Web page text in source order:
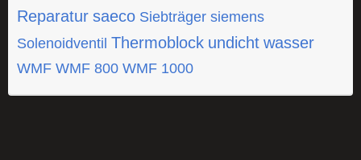
Reparatur saeco Siebträger siemens
Solenoidventil Thermoblock undicht wasser
WMF WMF 800 WMF 1000